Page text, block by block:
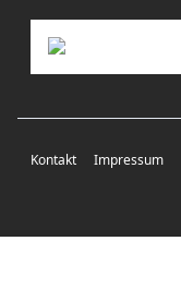
Kontakt Impressum